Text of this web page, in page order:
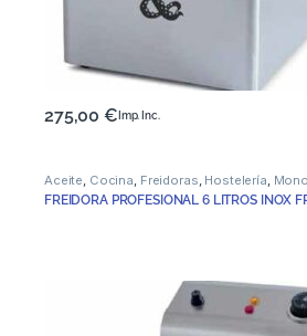
275,00€ Imp. Inc.
Aceite Cocina Freidoras Hostelería
FREIDORA PROFESIONAL 6 LITROS INOX